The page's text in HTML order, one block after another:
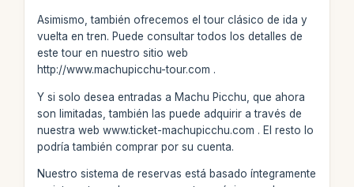
Asimismo, también ofrecemos el tour clásico de ida y
vuelta en tren. Puede consultar todos los detalles de
este tour en nuestro sitio web
http://www.machupicchu-tour.com .
Y si solo desea entradas a Machu Picchu, que ahora
son limitadas, también las puede adquirir a través de
nuestra web www.ticket-machupicchu.com . El resto lo
podría también comprar por su cuenta.
Nuestro sistema de reservas está basado íntegramente